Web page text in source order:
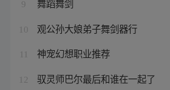
9 舞蹈舞剑
10 观公孙大娘弟子舞剑器行
神宠幻想职业推荐
12 驭灵师巴尔最后和谁在一起了